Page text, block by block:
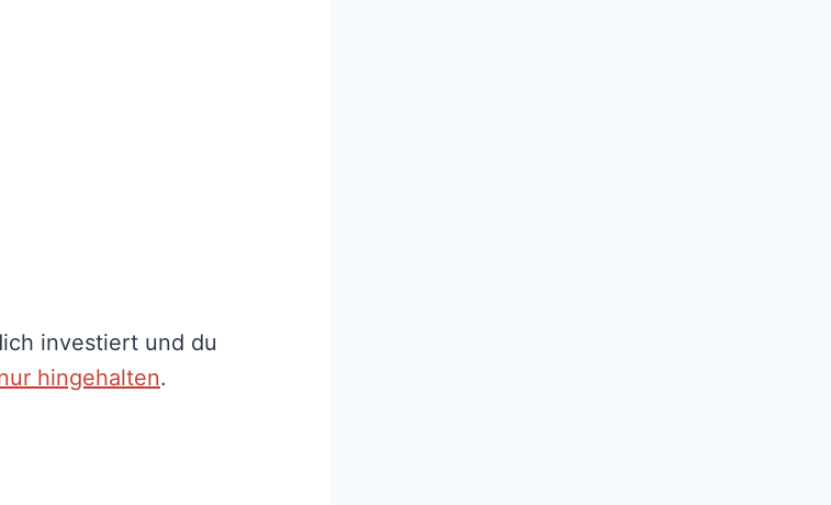
investiert und du
hingehalten.